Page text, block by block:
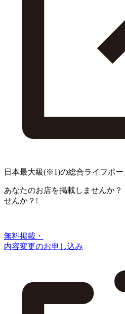
日本最大級(※1)の総合ライフポー
あなたのお店を掲載しませんか？
せんか？!
無料掲載・
内容変更のお申し込み